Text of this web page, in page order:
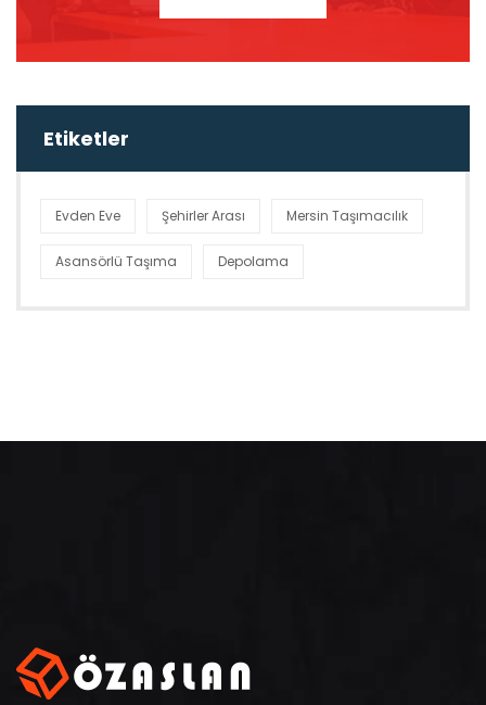
Etiketler
Evden Eve Şehirler Arası Mersin Taşımacılık
Asansörlü Taşıma Depolama